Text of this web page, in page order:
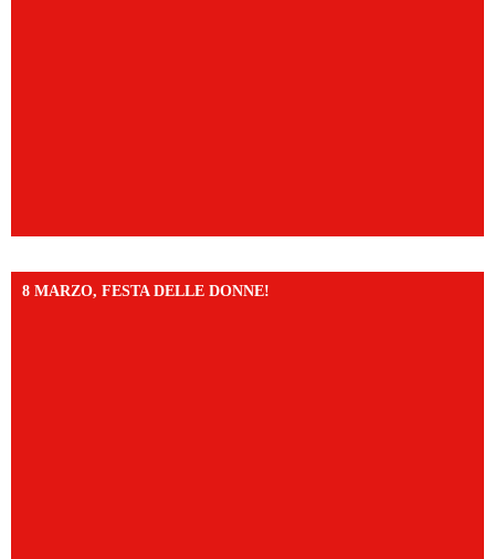
8 MARZO, FESTA DELLE DONNE!